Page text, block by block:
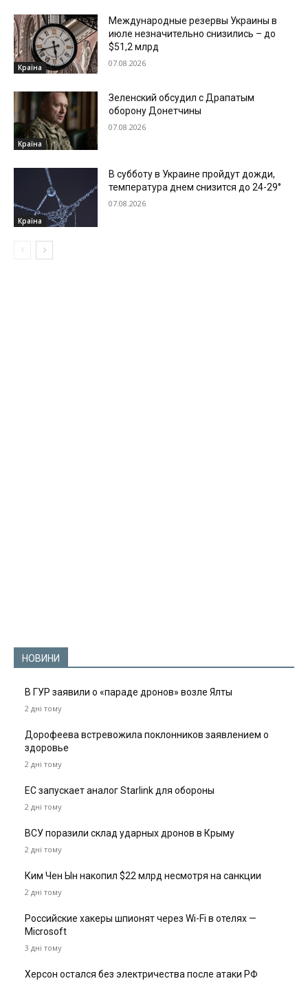
Країна
Международные резервы Украины в
июле незначительно снизились – до
$51,2 млрд
07.08.2026
Країна
Зеленский обсудил с Драпатым
оборону Донетчины
07.08.2026
Країна
В субботу в Украине пройдут дожди,
температура днем снизится до 24-29°
07.08.2026
НОВИНИ
В ГУР заявили о «параде дронов» возле Ялты
2 дні тому
Дорофеева встревожила поклонников заявлением о
здоровье
2 дні тому
ЕС запускает аналог Starlink для обороны
2 дні тому
ВСУ поразили склад ударных дронов в Крыму
2 дні тому
Ким Чен Ын накопил $22 млрд несмотря на санкции
2 дні тому
Российские хакеры шпионят через Wi-Fi в отелях —
Microsoft
3 дні тому
Херсон остался без электричества после атаки РФ